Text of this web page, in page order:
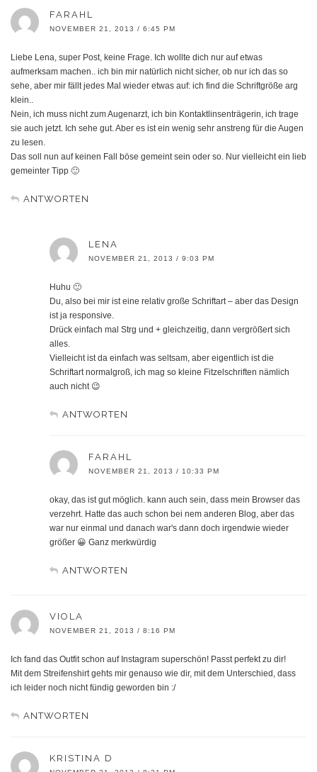
FARAHL
NOVEMBER 21, 2013 / 6:45 PM
Liebe Lena, super Post, keine Frage. Ich wollte dich nur auf etwas
aufmerksam machen.. ich bin mir natürlich nicht sicher, ob nur ich das so
sehe, aber mir fällt jedes Mal wieder etwas auf: ich find die Schriftgröße arg
klein..
Nein, ich muss nicht zum Augenarzt, ich bin Kontaktlinsenträgerin, ich trage
sie auch jetzt. Ich sehe gut. Aber es ist ein wenig sehr anstreng für die Augen
zu lesen.
Das soll nun auf keinen Fall böse gemeint sein oder so. Nur vielleicht ein lieb
gemeinter Tipp 🙂
ANTWORTEN
LENA
NOVEMBER 21, 2013 / 9:03 PM
Huhu 🙂
Du, also bei mir ist eine relativ große Schriftart – aber das Design
ist ja responsive.
Drück einfach mal Strg und + gleichzeitig, dann vergrößert sich
alles.
Vielleicht ist da einfach was seltsam, aber eigentlich ist die
Schriftart normalgroß, ich mag so kleine Fitzelschriften nämlich
auch nicht 😉
ANTWORTEN
FARAHL
NOVEMBER 21, 2013 / 10:33 PM
okay, das ist gut möglich. kann auch sein, dass mein Browser das
verzehrt. Hatte das auch schon bei nem anderen Blog, aber das
war nur einmal und danach war's dann doch irgendwie wieder
größer 😀 Ganz merkwürdig
ANTWORTEN
VIOLA
NOVEMBER 21, 2013 / 8:16 PM
Ich fand das Outfit schon auf Instagram superschön! Passt perfekt zu dir!
Mit dem Streifenshirt gehts mir genauso wie dir, mit dem Unterschied, dass
ich leider noch nicht fündig geworden bin :/
ANTWORTEN
KRISTINA D